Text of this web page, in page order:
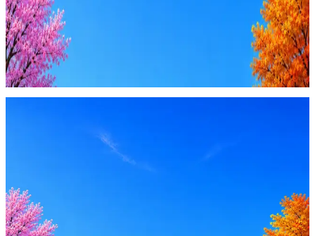
Будьте осторожны: если работодатель просит войти через
Google, iCloud или Госуслуги, прислать код или пароль,
запустить ПО или перевести деньги — это мошенники.
Жмите Пожаловаться
Стратегия поиска с AI: рынки, позиции, вилка, каналы